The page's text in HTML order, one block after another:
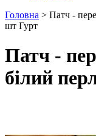
Головна > Патч -
шт Гурт
Патч -
білий